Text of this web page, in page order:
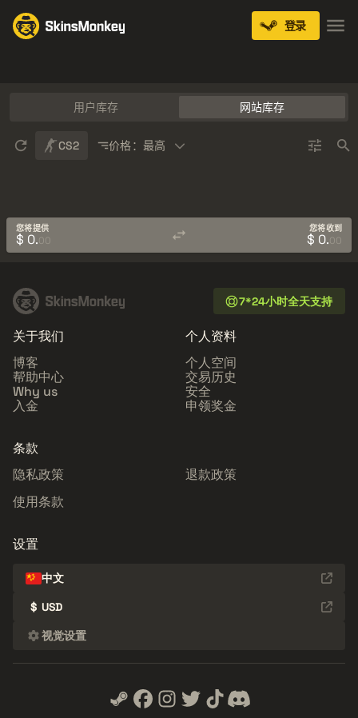
登录
用户库存 网站库存
CS2 价格：最高
您将提供
$ 0.00
您将收到
$ 0.00
7*24小时全天支持
关于我们
博客
帮助中心
Why us
入金
个人资料
个人空间
交易历史
安全
申领奖金
条款
隐私政策
退款政策
使用条款
设置
中文
$ USD
视觉设置